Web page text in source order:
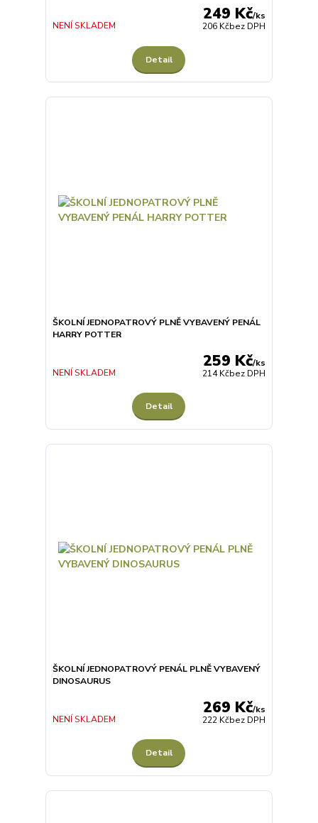
249 Kč/ks
206 Kčbez DPH
NENÍ SKLADEM
Detail
ŠKOLNÍ JEDNOPATROVÝ PLNĚ VYBAVENÝ PENÁL
HARRY POTTER
259 Kč/ks
214 Kčbez DPH
NENÍ SKLADEM
Detail
ŠKOLNÍ JEDNOPATROVÝ PENÁL PLNĚ VYBAVENÝ
DINOSAURUS
269 Kč/ks
222 Kčbez DPH
NENÍ SKLADEM
Detail